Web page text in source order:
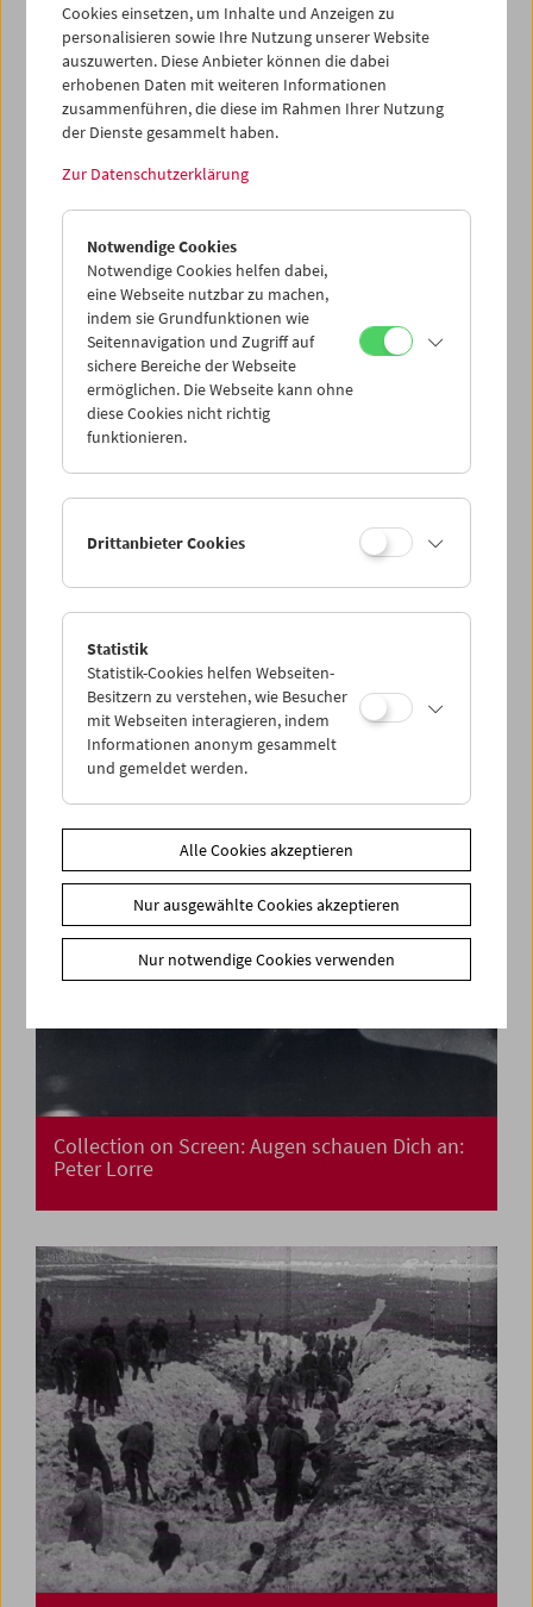
Collection on Screen: Lav Diaz – Teil 3
Films You Cannot See Elsewhere Amos-Vogel-
Atlas Kapitel 13:
Pasolini Wüst. Filme und Gespräch
Collection on Screen: Augen schauen Dich an:
Peter Lorre
Cookies einsetzen, um Inhalte und Anzeigen zu
personalisieren sowie Ihre Nutzung unserer Website
auszuwerten. Diese Anbieter können die dabei
erhobenen Daten mit weiteren Informationen
zusammenführen, die diese im Rahmen Ihrer Nutzung
der Dienste gesammelt haben.
Zur Datenschutzerklärung
Notwendige Cookies
Notwendige Cookies helfen dabei,
eine Webseite nutzbar zu machen,
indem sie Grundfunktionen wie
Seitennavigation und Zugriff auf
sichere Bereiche der Webseite
ermöglichen. Die Webseite kann ohne
diese Cookies nicht richtig
funktionieren.
Drittanbieter Cookies
Statistik
Statistik-Cookies helfen Webseiten-
Besitzern zu verstehen, wie Besucher
mit Webseiten interagieren, indem
Informationen anonym gesammelt
und gemeldet werden.
Alle Cookies akzeptieren
Nur ausgewählte Cookies akzeptieren
Nur notwendige Cookies verwenden